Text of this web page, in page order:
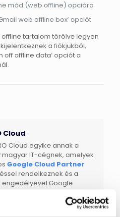
mód (web offline) opcióra
web offline box’ opciót
tartalom törölve legyen
a fiókjukból,
off offline data’ opciót a
Cloud
Cloud egyike annak a
magyar IT-cégnek, amelyek
Google Cloud Partner
rendelkeznek és a
engedélyével Google
tal foglalkoznak. Jelenleg
magyar cégként csak mi